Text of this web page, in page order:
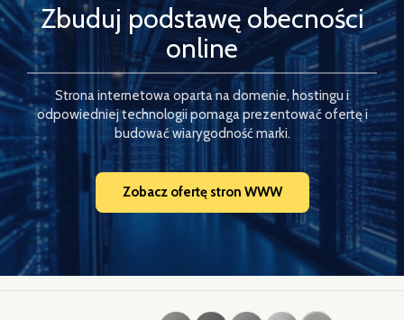
Zbuduj podstawę obecności
online
Strona internetowa oparta na domenie, hostingu i
odpowiedniej technologii pomaga prezentować ofertę i
budować wiarygodność marki.
Zobacz ofertę stron WWW